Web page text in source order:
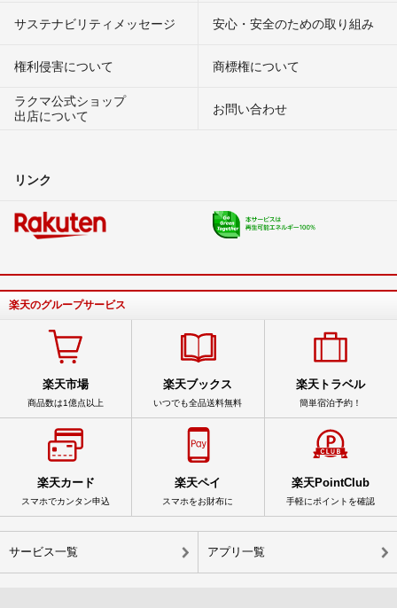
サステナビリティメッセージ 安心・安全のための取り組み
権利侵害について
商標権について
ラクマ公式ショップ
出店について
お問い合わせ
リンク
楽天のグループサービス
楽天市場
商品数は1億点以上
楽天ブックス
いつでも全品送料無料
楽天トラベル
簡単宿泊予約！
楽天カード
スマホでカンタン申込
楽天ペイ
スマホをお財布に
楽天PointClub
手軽にポイントを確認
サービス一覧 アプリ一覧